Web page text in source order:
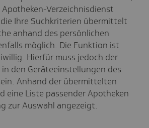
Verzeichnisdienst
Ihre Suchkriterien übermittelt
anhand des persönlichen
möglich. Die Funktion ist
Hierfür muss jedoch der
den Geräteeinstellungen des
Anhand der übermittelten
eine Liste passender Apotheken
zur Auswahl angezeigt.